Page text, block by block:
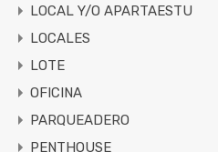
LOCAL Y/O APARTAESTU
LOCALES
LOTE
OFICINA
PARQUEADERO
PENTHOUSE